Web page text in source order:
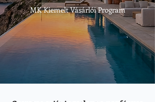
MK Kiemelt Vásárlói Program